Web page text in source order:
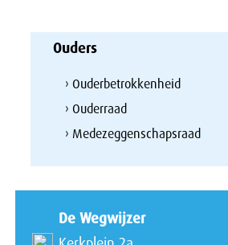
Ouders
› Ouderbetrokkenheid
› Ouderraad
› Medezeggenschapsraad
De Wegwijzer